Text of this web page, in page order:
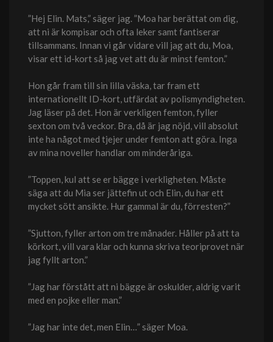
”Hej Elin. Mats,” säger jag. ”Moa har berättat om dig,
att ni är kompisar och ofta leker samt fantiserar
tillsammans. Innan vi går vidare vill jag att du, Moa,
visar ett id-kort så jag vet att du är minst femton.”
Hon går fram till sin lilla väska, tar fram ett
internationellt ID-kort, utfärdat av polismyndigheten.
Jag läser på det. Hon är verkligen femton, fyller
sexton om två veckor. Bra, då är jag nöjd, vill absolut
inte ha något med tjejer under femton att göra. Inga
av mina noveller handlar om minderåriga.
”Toppen, kul att se er bägge i verkligheten. Måste
säga att du Mia ser jättefin ut och Elin, du har ett
mycket sött ansikte. Hur gammal är du, förresten?”
”Sjutton, fyller arton om tre månader. Håller på att ta
körkort, vill vara klar och kunna skriva teoriprovet när
jag fyllt arton.”
”Jag har förstått att ni bägge är oskulder, aldrig varit
med en pojke eller man.”
”Jag har inte det, men Elin…” säger Moa.